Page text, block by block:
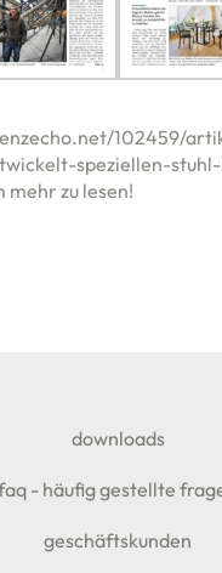
102459/
speziellen-
mehr zu lesen!
downloads
- häufig gestellte
geschäftskunden